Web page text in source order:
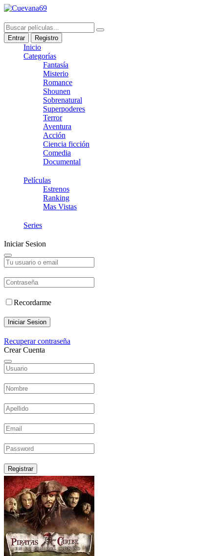
Entrar Registro
Inicio
Categorías
Fantasía
Misterio
Romance
Shounen
Sobrenatural
Superpoderes
Terror
Aventura
Acción
Ciencia ficción
Comedia
Documental
Películas
Estrenos
Ranking
Mas Vistas
Series
Iniciar Sesion
Recordarme
Iniciar Sesion
Recuperar contraseña
Crear Cuenta
Registrar